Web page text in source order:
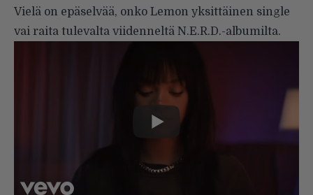
Vielä on epäselvää, onko Lemon yksittäinen single
vai raita tulevalta viidenneltä N.E.R.D.-albumilta.